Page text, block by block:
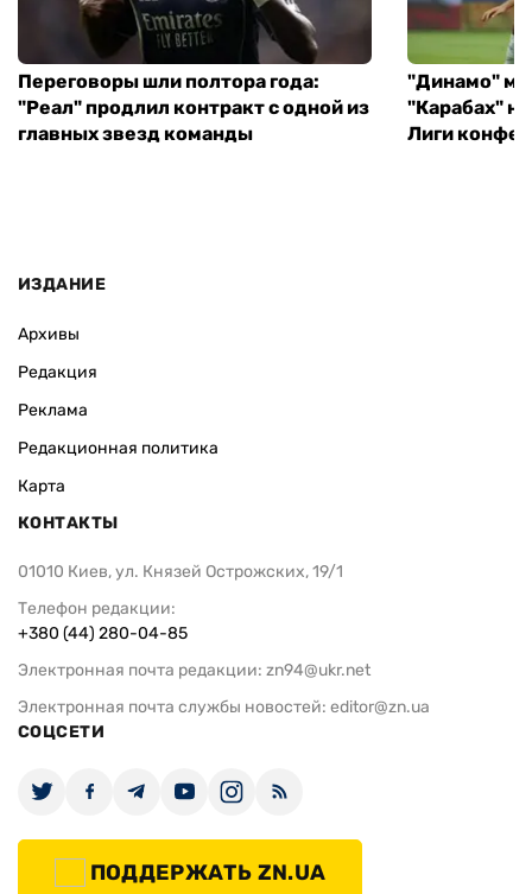
Переговоры шли полтора года:
"Реал" продлил контракт с одной из
главных звезд команды
"Динамо"
"Карабах"
Лиги
ИЗДАНИЕ
Архивы
Редакция
Реклама
Редакционная политика
Карта
КОНТАКТЫ
01010 Киев, ул. Князей Острожских, 19/1
Телефон редакции:
+380 (44) 280-04-85
Электронная почта редакции: zn94@ukr.net
Электронная почта службы новостей: editor@zn.ua
СОЦСЕТИ
ПОДДЕРЖАТЬ ZN.UA